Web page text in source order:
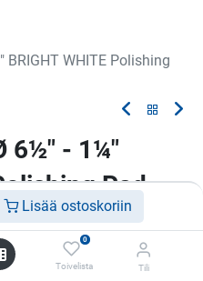
Lisää ostoskoriin
0
Toivelista Tili
WHITE Polishing
6½" - 1¼"
Pad